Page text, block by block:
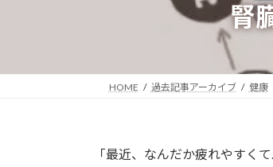
腎
HOME 過去記事アーカイブ 健康
「最近、なんだか疲れやすくて